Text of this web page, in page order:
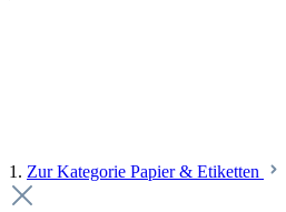
1. Zur Kategorie Papier & Etiketten